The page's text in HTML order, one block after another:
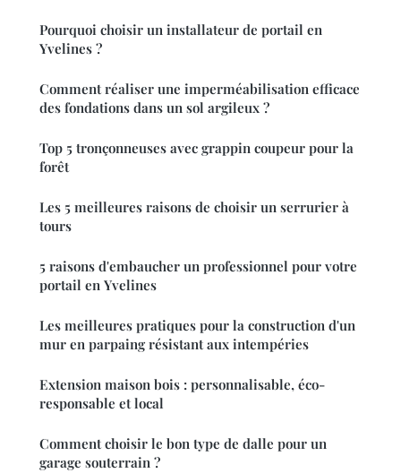
Pourquoi choisir un installateur de portail en
Yvelines ?
Comment réaliser une imperméabilisation efficace
des fondations dans un sol argileux ?
Top 5 tronçonneuses avec grappin coupeur pour la
forêt
Les 5 meilleures raisons de choisir un serrurier à
tours
5 raisons d'embaucher un professionnel pour votre
portail en Yvelines
Les meilleures pratiques pour la construction d'un
mur en parpaing résistant aux intempéries
Extension maison bois : personnalisable, éco-
responsable et local
Comment choisir le bon type de dalle pour un
garage souterrain ?